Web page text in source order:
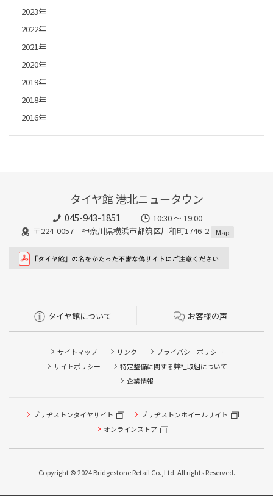
2023年
2022年
2021年
2020年
2019年
2018年
2016年
タイヤ館 港北ニュータウン
045-943-1851
10:30 ～ 19:00
〒224-0057 神奈川県横浜市都筑区川和町1746-2
Map
タイヤ館について お客様の声
サイトマップ リンク
プライバシーポリシー
サイトポリシー
特定整備に関する弊社取組について
企業情報
ブリヂストンタイヤサイト
ブリヂストンホイールサイト
オンラインストア
Copyright © 2024 Bridgestone Retail Co.,Ltd. All rights Reserved.
タイヤ点検・安全点検/タイヤ履き替え/オイル交換/その他
ピット作業の予約
本日のタイヤ履き替え順番待ち予約 ※クローク契約会員の